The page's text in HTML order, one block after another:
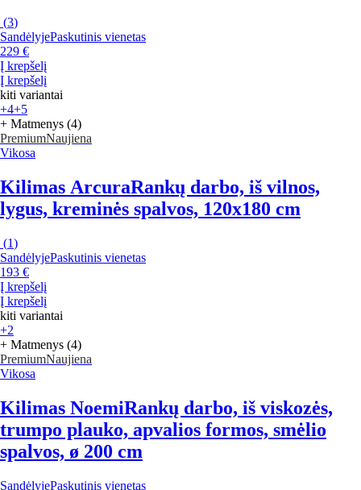
(3)
SandėlyjePaskutinis vienetas
229 €
Į krepšelį
Į krepšelį
kiti variantai
+4+5
+ Matmenys (4)
PremiumNaujiena
Vikosa
Kilimas ArcuraRankų darbo, iš vilnos,
lygus, kreminės spalvos, 120x180 cm
(1)
SandėlyjePaskutinis vienetas
193 €
Į krepšelį
Į krepšelį
kiti variantai
+2
+ Matmenys (4)
PremiumNaujiena
Vikosa
Kilimas NoemiRankų darbo, iš viskozės,
trumpo plauko, apvalios formos, smėlio
spalvos, ø 200 cm
SandėlyjePaskutinis vienetas